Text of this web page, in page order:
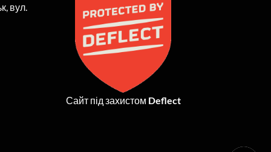
вул.
Сайт під захистом Deflect